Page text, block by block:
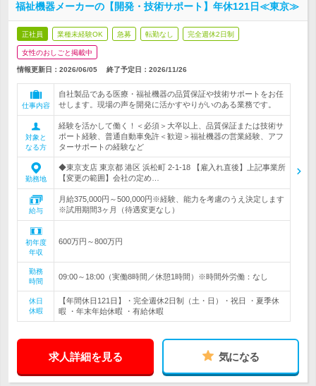
福祉機器メーカーの【開発・技術サポート】年休121日≪東京≫
正社員 業種未経験OK 急募 転勤なし 完全週休2日制
女性のおしごと掲載中
情報更新日：2026/06/05 終了予定日： 2026/11/26
仕事内容
自社製品である医療・福祉機器の品質保証や技術サポートをお任
せします。現場の声を開発に活かすやりがいのある業務です。
対象と
なる方
経験を活かして働く！＜必須＞大卒以上、品質保証または技術サ
ポート経験、普通自動車免許＜歓迎＞福祉機器の営業経験、アフ
ターサポートの経験など
勤務地
◆東京支店 東京都 港区 浜松町 2-1-18 【雇入れ直後】上記事業所
【変更の範囲】会社の定め…
給与
月給375,000円～500,000円※経験、能力を考慮のうえ決定します
※試用期間3ヶ月（待遇変更なし）
初年度
年収
600万円～800万円
勤務
時間
09:00～18:00（実働8時間／休憩1時間）※時間外労働：なし
休日
休暇
【年間休日121日】・完全週休2日制（土・日）・祝日 ・夏季休
暇 ・年末年始休暇 ・有給休暇
求人詳細を見る 気になる